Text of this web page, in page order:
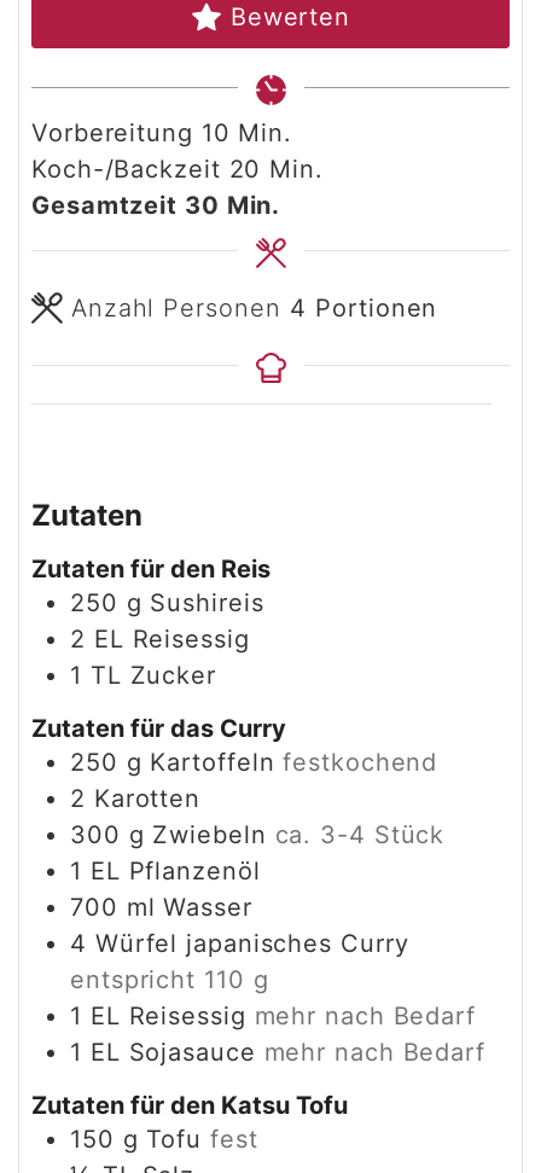
Bewerten
Vorbereitung 10 Minuten
Min.
Koch-/Backzeit 20 Minuten
Min.
Gesamtzeit 30 Minuten
Min.
Anzahl Personen 4 Portionen
Zutaten
Zutaten für den Reis
250 g Sushireis
2 EL Reisessig
1 TL Zucker
Zutaten für das Curry
250 g Kartoffeln festkochend
2 Karotten
300 g Zwiebeln ca. 3-4 Stück
1 EL Pflanzenöl
700 ml Wasser
4 Würfel japanisches Curry
entspricht 110 g
1 EL Reisessig mehr nach Bedarf
1 EL Sojasauce mehr nach Bedarf
Zutaten für den Katsu Tofu
150 g Tofu fest